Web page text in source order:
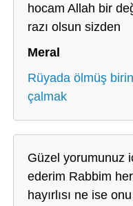
hocam Allah bir
razı olsun sizden
Meral
Rüyada ölmüş
çalmak
Güzel yorumunuz
ederim Rabbim
hayırlısı ne ise